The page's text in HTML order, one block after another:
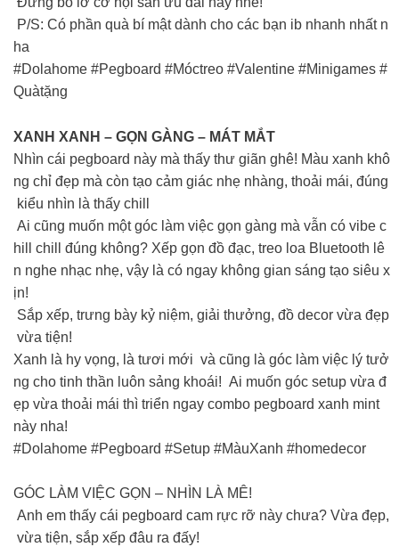
P/S: Có phần quà bí mật dành cho các bạn ib nhanh nhất n
ha
#Dolahome #Pegboard #Móctreo #Valentine #Minigames #
Quàtặng
XANH XANH – GỌN GÀNG – MÁT MẮT
Nhìn cái pegboard này mà thấy thư giãn ghê! Màu xanh khô
ng chỉ đẹp mà còn tạo cảm giác nhẹ nhàng, thoải mái, đúng
kiểu nhìn là thấy chill
Ai cũng muốn một góc làm việc gọn gàng mà vẫn có vibe c
hill chill đúng không? Xếp gọn đồ đạc, treo loa Bluetooth lê
n nghe nhạc nhẹ, vậy là có ngay không gian sáng tạo siêu x
ịn!
Sắp xếp, trưng bày kỷ niệm, giải thưởng, đồ decor vừa đẹp
vừa tiện!
Xanh là hy vọng, là tươi mới và cũng là góc làm việc lý tưở
ng cho tinh thần luôn sảng khoái! Ai muốn góc setup vừa đ
ẹp vừa thoải mái thì triển ngay combo pegboard xanh mint
này nha!
#Dolahome #Pegboard #Setup #MàuXanh #homedecor
GÓC LÀM VIỆC GỌN – NHÌN LÀ MÊ!
Anh em thấy cái pegboard cam rực rỡ này chưa? Vừa đẹp,
vừa tiện, sắp xếp đâu ra đấy!